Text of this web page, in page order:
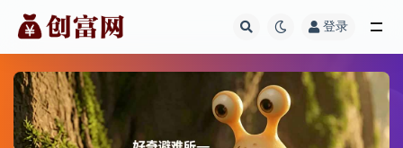
登录